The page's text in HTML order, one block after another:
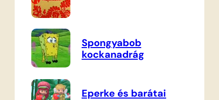
Spongyabob
kockanadrág
Eperke és barátai